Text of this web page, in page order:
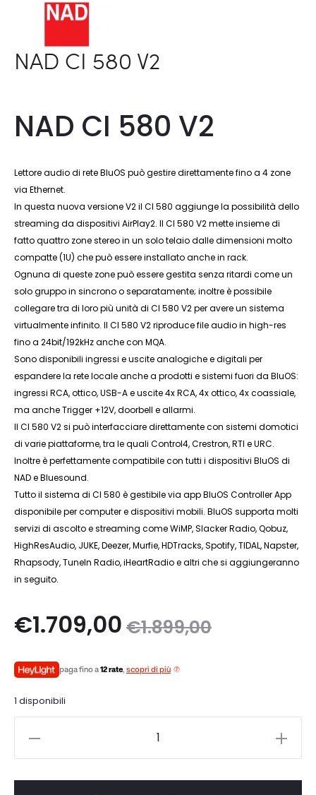
NAD CI 580 V2
NAD CI 580 V2
Lettore audio di rete BluOS può gestire direttamente fino a 4 zone
via Ethernet.
In questa nuova versione V2 il CI 580 aggiunge la possibilità dello
streaming da dispositivi AirPlay2. Il CI 580 V2 mette insieme di
fatto quattro zone stereo in un solo telaio dalle dimensioni molto
compatte (1U) che può essere installato anche in rack.
Ognuna di queste zone può essere gestita senza ritardi come un
solo gruppo in sincrono o separatamente; inoltre è possibile
collegare tra di loro più unità di CI 580 V2 per avere un sistema
virtualmente infinito. Il CI 580 V2 riproduce file audio in high-res
fino a 24bit/192kHz anche con MQA.
Sono disponibili ingressi e uscite analogiche e digitali per
espandere la rete locale anche a prodotti e sistemi fuori da BluOS:
ingressi RCA, ottico, USB-A e uscite 4x RCA, 4x ottico, 4x coassiale,
ma anche Trigger +12V, doorbell e allarmi.
Il CI 580 V2 si può interfacciare direttamente con sistemi domotici
di varie piattaforme, tra le quali Control4, Crestron, RTI e URC.
Inoltre è perfettamente compatibile con tutti i dispositivi BluOS di
NAD e Bluesound.
Tutto il sistema di CI 580 è gestibile via app BluOS Controller App
disponibile per computer e dispositivi mobili. BluOS supporta molti
servizi di ascolto e streaming come WiMP, Slacker Radio, Qobuz,
HighResAudio, JUKE, Deezer, Murfie, HDTracks, Spotify, TIDAL, Napster,
Rhapsody, TuneIn Radio, iHeartRadio e altri che si aggiungeranno
in seguito.
€1.899,00
Il
originale
era:
€1.899,00.
€1.709,00
è:
paga fino a12 rate, scopri di più
1 disponibili